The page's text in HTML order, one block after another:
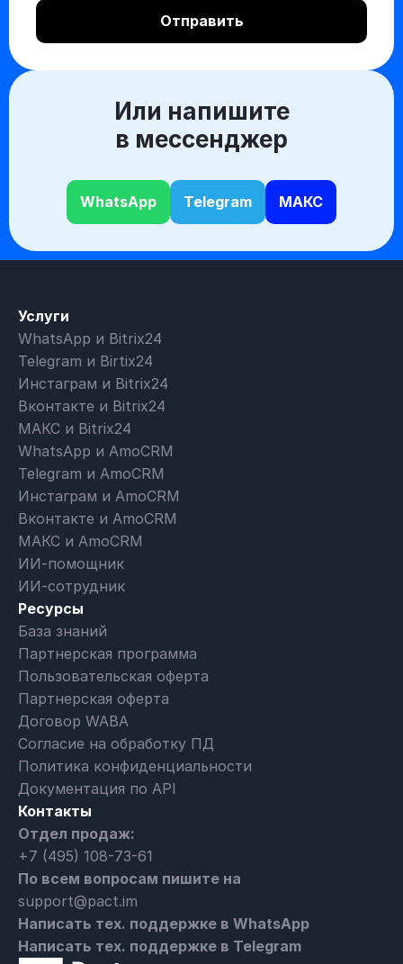
Или напишите
в мессенджер
WhatsApp Telegram МАКС
Услуги
WhatsApp и Bitrix24
Telegram и Birtix24
Инстаграм и Bitrix24
Вконтакте и Bitrix24
МАКС и Bitrix24
WhatsApp и AmoCRM
Telegram и AmoCRM
Инстаграм и AmoCRM
Вконтакте и AmoCRM
МАКС и AmoCRM
ИИ-помощник
ИИ-сотрудник
Ресурсы
База знаний
Партнерская программа
Пользовательская оферта
Партнерская оферта
Договор WABA
Согласие на обработку ПД
Политика конфиденциальности
Документация по API
Контакты
Отдел продаж:
+7 (495) 108-73-61
По всем вопросам пишите на
support@pact.im
Написать тех. поддержке в WhatsApp
Написать тех. поддержке в Telegram